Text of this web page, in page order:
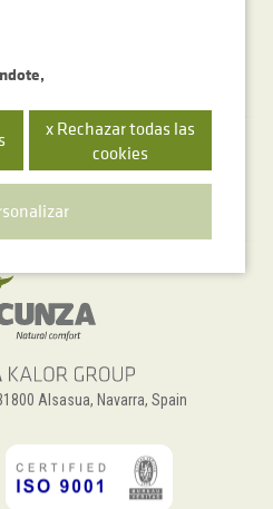
atención telefónica
563 511
Alsasua, Navarra, Spain
x Rechazar todas las
cookies